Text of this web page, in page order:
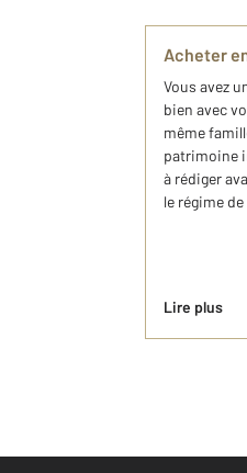
Acheter
Vous avez
bien avec
même
patrimoine
à rédiger
le régime
Lire plus